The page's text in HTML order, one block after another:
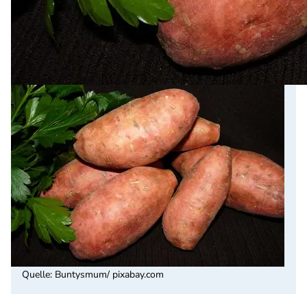
Quelle: Buntysmum/ pixabay.com